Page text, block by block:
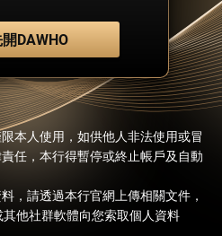
DAWHO
本人使用，如供他人非法使用或冒
任，本行得暫停或終止帳戶及自動
，請透過本行官網上傳相關文件，
他社群軟體向您索取個人資料